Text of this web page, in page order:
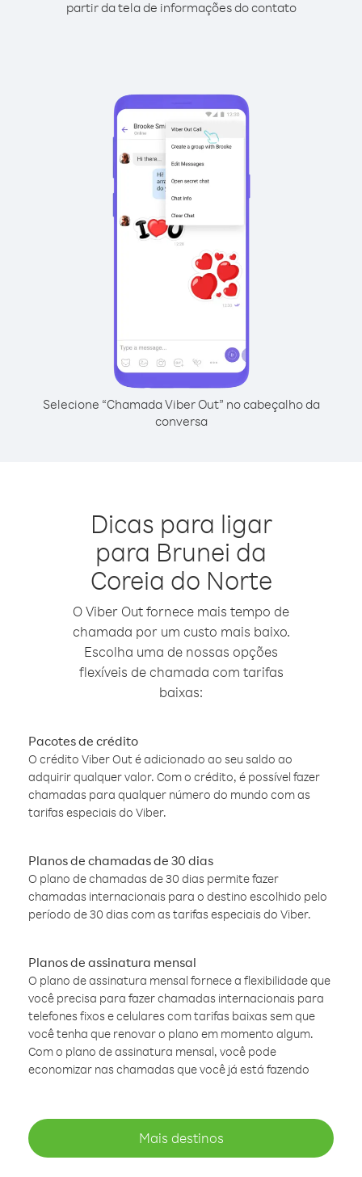
partir da tela de informações do contato
Selecione “Chamada Viber Out” no cabeçalho da
conversa
Dicas para ligar
para Brunei da
Coreia do Norte
O Viber Out fornece mais tempo de
chamada por um custo mais baixo.
Escolha uma de nossas opções
flexíveis de chamada com tarifas
baixas:
Pacotes de crédito
O crédito Viber Out é adicionado ao seu saldo ao
adquirir qualquer valor. Com o crédito, é possível fazer
chamadas para qualquer número do mundo com as
tarifas especiais do Viber.
Planos de chamadas de 30 dias
O plano de chamadas de 30 dias permite fazer
chamadas internacionais para o destino escolhido pelo
período de 30 dias com as tarifas especiais do Viber.
Planos de assinatura mensal
O plano de assinatura mensal fornece a flexibilidade que
você precisa para fazer chamadas internacionais para
telefones fixos e celulares com tarifas baixas sem que
você tenha que renovar o plano em momento algum.
Com o plano de assinatura mensal, você pode
economizar nas chamadas que você já está fazendo
Mais destinos